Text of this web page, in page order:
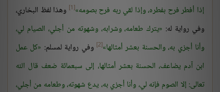
إذا أفطر فرح بفطره، وإذا لقي ربه فرح بصومه [1]
وهذا لفظ البخاري،
وفي رواية له: يترك طعامه، وشرابه، وشهوته من أجلي، الصيام لي،
وأنا أجزي به، والحسنة بعشر أمثالها [2] وفي رواية لمسلم: كل عمل
ابن آدم يضاعف، الحسنة بعشر أمثالها، إلى سبعمائة ضعف قال الله
تعالى: إلا الصوم فإنه لي، وأنا أجزي به، يدع شهوته، وطعامه من أجلي،